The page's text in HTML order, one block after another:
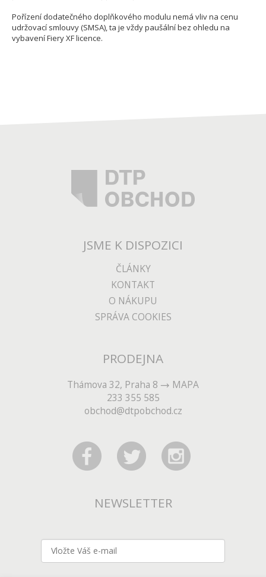
Pořízení dodatečného doplňkového modulu nemá vliv na cenu
udržovací smlouvy (SMSA), ta je vždy paušální bez ohledu na
vybavení Fiery XF licence.
JSME K DISPOZICI
ČLÁNKY
KONTAKT
O NÁKUPU
SPRÁVA COOKIES
PRODEJNA
Thámova 32, Praha 8
MAPA
233 355 585
obchod@dtpobchod.cz
NEWSLETTER